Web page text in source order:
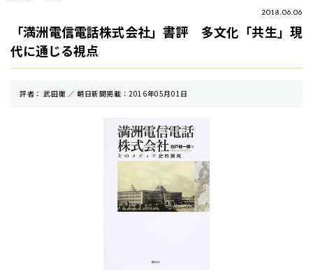
2018.06.06
「満洲電信電話株式会社」書評 多文化「共生」現
代に通じる視点
評者： 武田徹 ／ 朝⽇新聞掲載：2016年05月01日